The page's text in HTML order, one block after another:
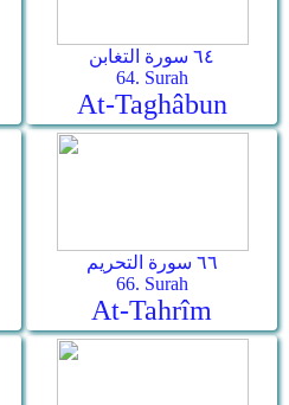
٦٤ سورة التغابن
64. Surah
At-Taghâbun
٦٦ سورة التحريم
66. Surah
At-Tahrîm